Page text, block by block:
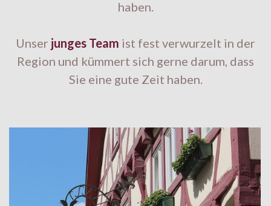
haben.
Unser junges Team ist fest verwurzelt in der
Region und kümmert sich gerne darum, dass
Sie eine gute Zeit haben.